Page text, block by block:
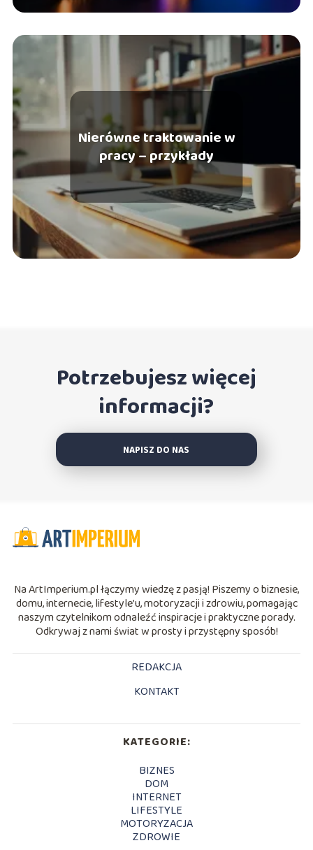
Nierówne traktowanie w
pracy – przykłady
Potrzebujesz więcej
informacji?
NAPISZ DO NAS
Na ArtImperium.pl łączymy wiedzę z pasją! Piszemy o biznesie,
domu, internecie, lifestyle’u, motoryzacji i zdrowiu, pomagając
naszym czytelnikom odnaleźć inspiracje i praktyczne porady.
Odkrywaj z nami świat w prosty i przystępny sposób!
REDAKCJA
KONTAKT
KATEGORIE:
BIZNES
DOM
INTERNET
LIFESTYLE
MOTORYZACJA
ZDROWIE